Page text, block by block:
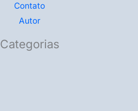
Contato
Autor
Categorias